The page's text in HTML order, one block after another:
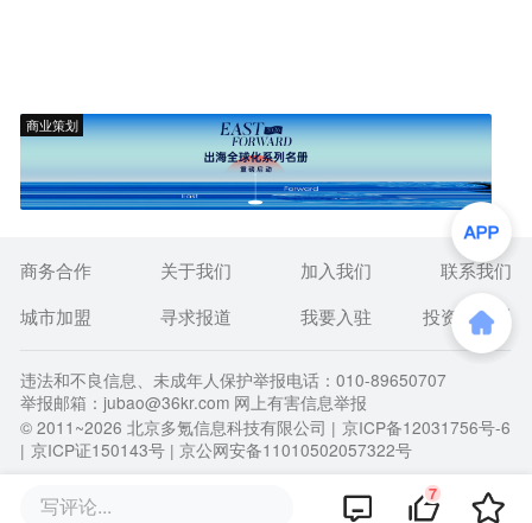
商业策划
写评论... 7
商务合作 关于我们 加入我们
联系我们
城市加盟
寻求报道 我要入驻 投资者关系
违法和不良信息、未成年人保护举报电话：010-89650707
举报邮箱：jubao@36kr.com 网上有害信息举报
© 2011~2026 北京多氪信息科技有限公司 | 京ICP备12031756号-6
| 京ICP证150143号 | 京公网安备11010502057322号